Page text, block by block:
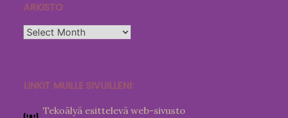
ARKISTO
Arkisto
LINKIT MUILLE SIVUILLENI:
Tekoälyä esittelevä web-sivusto